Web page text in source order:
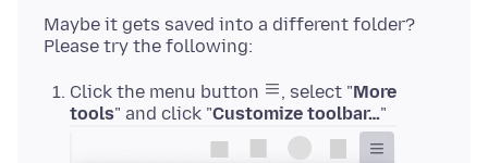
Maybe it gets saved into a different folder?
Click the menu button , select "More
tools" and click "Customize toolbar…"